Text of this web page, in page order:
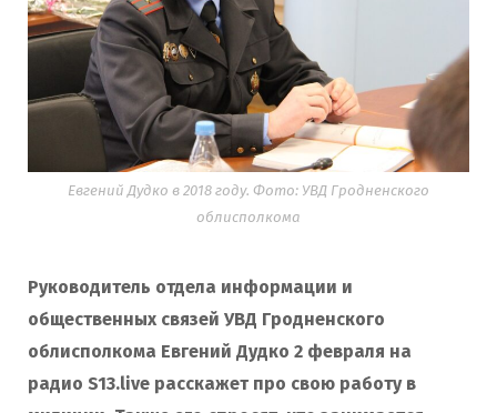
Евгений Дудко в 2018 году. Фото: УВД Гродненского
облисполкома
Руководитель отдела информации и
общественных связей УВД Гродненского
облисполкома Евгений Дудко 2 февраля на
радио S13.live расскажет про свою работу в